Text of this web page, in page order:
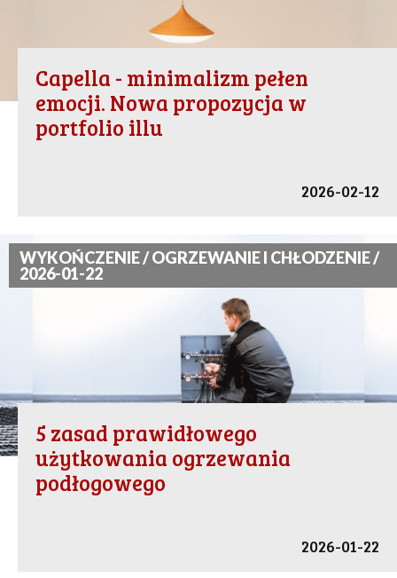
Capella - minimalizm pełen
emocji. Nowa propozycja w
portfolio illu
2026-02-12
WYKOŃCZENIE / OGRZEWANIE I CHŁODZENIE /
2026-01-22
5 zasad prawidłowego
użytkowania ogrzewania
podłogowego
2026-01-22